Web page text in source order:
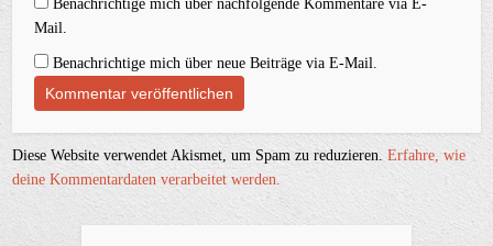
Benachrichtige mich über nachfolgende Kommentare via E-
Mail.
Benachrichtige mich über neue Beiträge via E-Mail.
Diese Website verwendet Akismet, um Spam zu reduzieren.Erfahre, wie
deine Kommentardaten verarbeitet werden.